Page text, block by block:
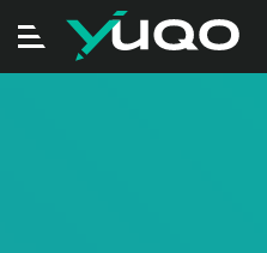
Alternar
navegación